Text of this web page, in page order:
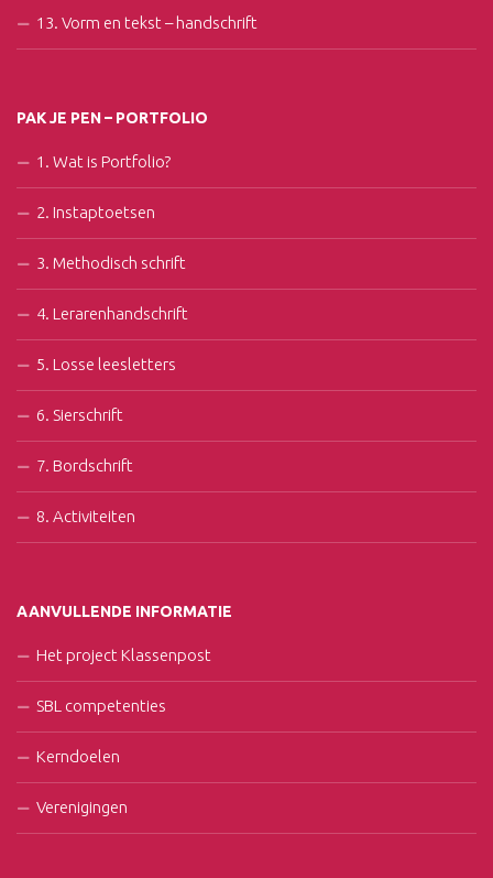
13. Vorm en tekst – handschrift
PAK JE PEN – PORTFOLIO
1. Wat is Portfolio?
2. Instaptoetsen
3. Methodisch schrift
4. Lerarenhandschrift
5. Losse leesletters
6. Sierschrift
7. Bordschrift
8. Activiteiten
AANVULLENDE INFORMATIE
Het project Klassenpost
SBL competenties
Kerndoelen
Verenigingen